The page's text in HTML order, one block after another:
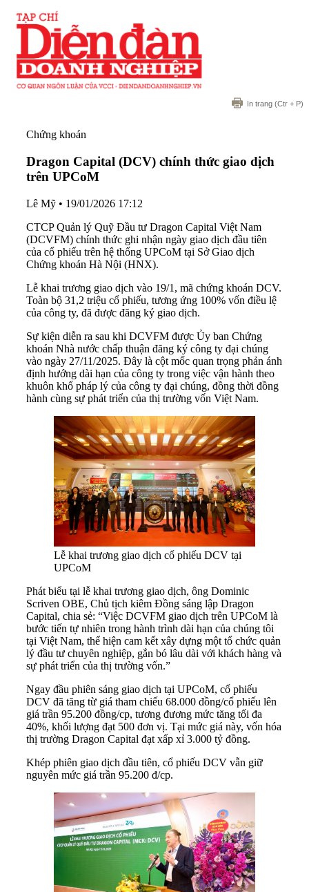
In trang (Ctr + P)
Chứng khoán
Dragon Capital (DCV) chính thức giao dịch
trên UPCoM
Lê Mỹ • 19/01/2026 17:12
CTCP Quản lý Quỹ Đầu tư Dragon Capital Việt Nam
(DCVFM) chính thức ghi nhận ngày giao dịch đầu tiên
của cổ phiếu trên hệ thống UPCoM tại Sở Giao dịch
Chứng khoán Hà Nội (HNX).
Lễ khai trương giao dịch vào 19/1, mã chứng khoán DCV.
Toàn bộ 31,2 triệu cổ phiếu, tương ứng 100% vốn điều lệ
của công ty, đã được đăng ký giao dịch.
Sự kiện diễn ra sau khi DCVFM được Ủy ban Chứng
khoán Nhà nước chấp thuận đăng ký công ty đại chúng
vào ngày 27/11/2025. Đây là cột mốc quan trọng phản ánh
định hướng dài hạn của công ty trong việc vận hành theo
khuôn khổ pháp lý của công ty đại chúng, đồng thời đồng
hành cùng sự phát triển của thị trường vốn Việt Nam.
Lễ khai trương giao dịch cổ phiếu DCV tại
UPCoM
Phát biểu tại lễ khai trương giao dịch, ông Dominic
Scriven OBE, Chủ tịch kiêm Đồng sáng lập Dragon
Capital, chia sẻ: “Việc DCVFM giao dịch trên UPCoM là
bước tiến tự nhiên trong hành trình dài hạn của chúng tôi
tại Việt Nam, thể hiện cam kết xây dựng một tổ chức quản
lý đầu tư chuyên nghiệp, gắn bó lâu dài với khách hàng và
sự phát triển của thị trường vốn.”
Ngay đầu phiên sáng giao dịch tại UPCoM, cổ phiếu
DCV đã tăng từ giá tham chiếu 68.000 đồng/cổ phiếu lên
giá trần 95.200 đồng/cp, tương đương mức tăng tối đa
40%, khối lượng đạt 500 đơn vị. Tại mức giá này, vốn hóa
thị trường Dragon Capital đạt xấp xỉ 3.000 tỷ đồng.
Khép phiên giao dịch đầu tiên, cổ phiếu DCV vẫn giữ
nguyên mức giá trần 95.200 đ/cp.